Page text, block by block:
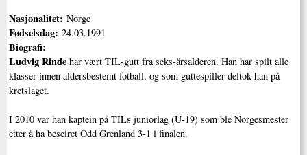
Nasjonalitet: Norge
Fødselsdag: 24.03.1991
Biografi:
Ludvig Rinde har vært TIL-gutt fra seks-årsalderen. Han har spilt alle
klasser innen aldersbestemt fotball, og som guttespiller deltok han på
kretslaget.
I 2010 var han kaptein på TILs juniorlag (U-19) som ble Norgesmester
etter å ha beseiret Odd Grenland 3-1 i finalen.